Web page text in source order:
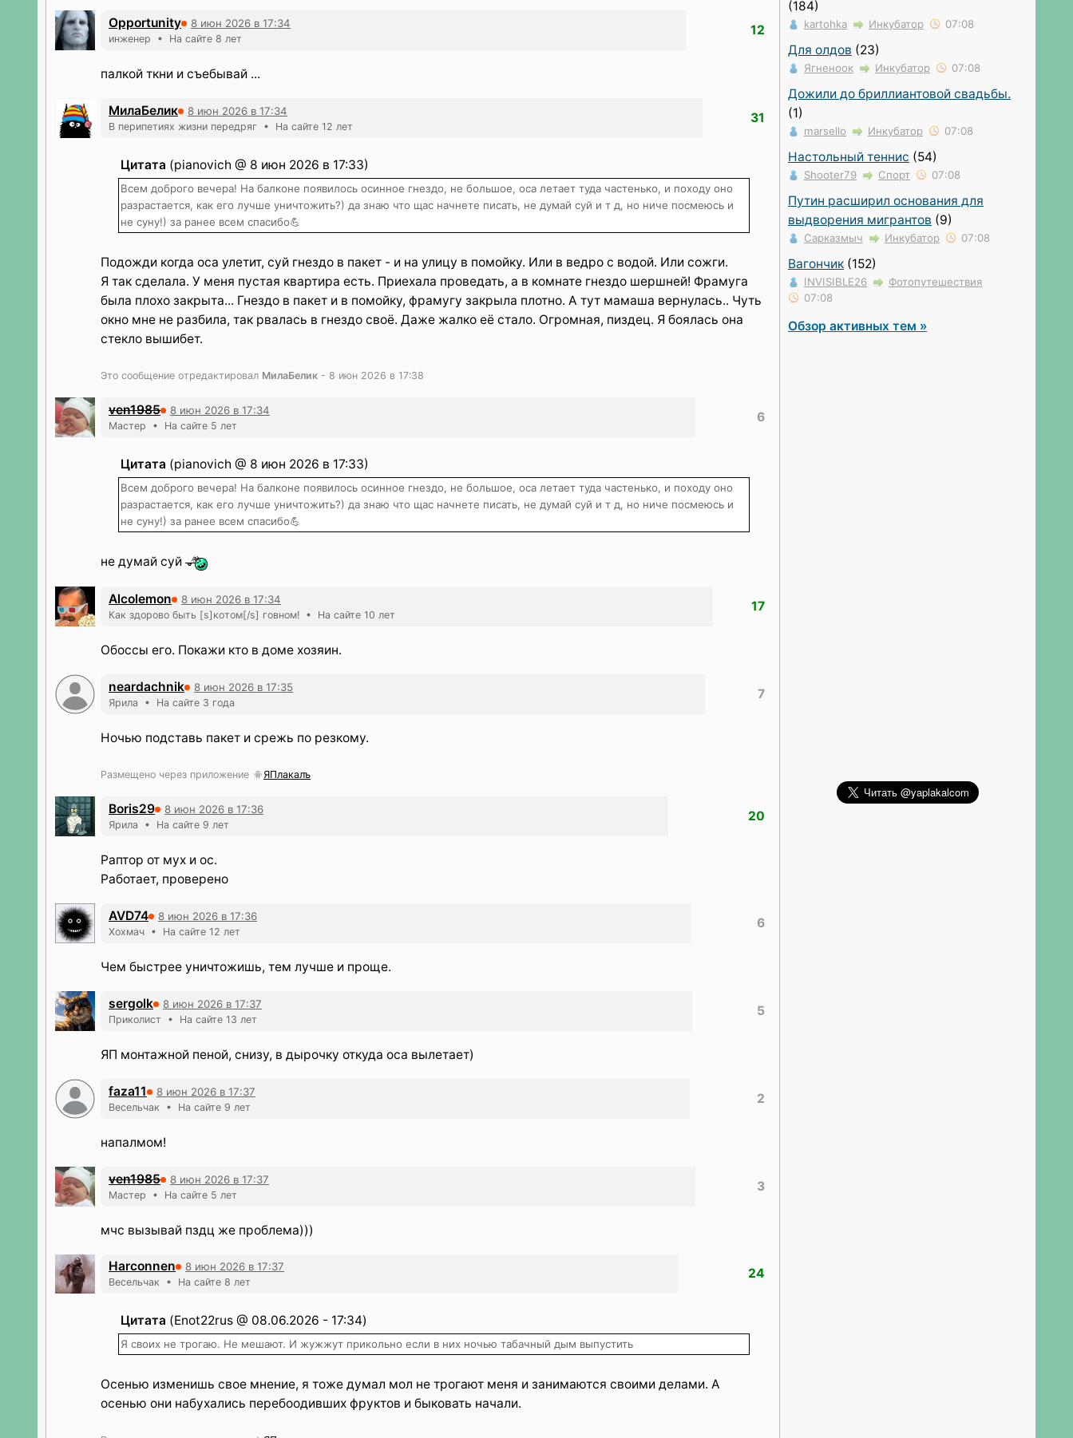
Opportunity 8 июн 2026 в 17:34
инженер • На сайте 8 лет
12
палкой ткни и съебывай ...
МилаБелик 8 июн 2026 в 17:34
В перипетиях жизни передряг • На сайте 12 лет
31
Цитата (pianovich @ 8 июн 2026 в 17:33)
Всем доброго вечера! На балконе появилось осинное гнездо, не большое, оса летает туда частенько, и походу оно
разрастается, как его лучше уничтожить?) да знаю что щас начнете писать, не думай суй и т д, но ниче посмеюсь и
не суну!) за ранее всем спасибо💪
Подожди когда оса улетит, суй гнездо в пакет - и на улицу в помойку. Или в ведро с водой. Или сожги.
Я так сделала. У меня пустая квартира есть. Приехала проведать, а в комнате гнездо шершней! Фрамуга
была плохо закрыта... Гнездо в пакет и в помойку, фрамугу закрыла плотно. А тут мамаша вернулась.. Чуть
окно мне не разбила, так рвалась в гнездо своë. Даже жалко еë стало. Огромная, пиздец. Я боялась она
стекло вышибет.
Это сообщение отредактировал МилаБелик - 8 июн 2026 в 17:38
ven1985 8 июн 2026 в 17:34
Мастер • На сайте 5 лет
6
Цитата (pianovich @ 8 июн 2026 в 17:33)
Всем доброго вечера! На балконе появилось осинное гнездо, не большое, оса летает туда частенько, и походу оно
разрастается, как его лучше уничтожить?) да знаю что щас начнете писать, не думай суй и т д, но ниче посмеюсь и
не суну!) за ранее всем спасибо💪
не думай суй
Alcolemon 8 июн 2026 в 17:34
Как здорово быть [s]котом[/s] говном! • На сайте 10 лет
17
Обоссы его. Покажи кто в доме хозяин.
neardachnik 8 июн 2026 в 17:35
Ярила • На сайте 3 года
7
Ночью подставь пакет и срежь по резкому.
Размещено через приложение ЯПлакалъ
Boris29 8 июн 2026 в 17:36
Ярила • На сайте 9 лет
20
Раптор от мух и ос.
Работает, проверено
AVD74 8 июн 2026 в 17:36
Хохмач • На сайте 12 лет
6
Чем быстрее уничтожишь, тем лучше и проще.
sergolk 8 июн 2026 в 17:37
Приколист • На сайте 13 лет
5
ЯП монтажной пеной, снизу, в дырочку откуда оса вылетает)
faza11 8 июн 2026 в 17:37
Весельчак • На сайте 9 лет
2
напалмом!
ven1985 8 июн 2026 в 17:37
Мастер • На сайте 5 лет
3
мчс вызывай пздц же проблема)))
Harconnen 8 июн 2026 в 17:37
Весельчак • На сайте 8 лет
24
Цитата (Enot22rus @ 08.06.2026 - 17:34)
Я своих не трогаю. Не мешают. И жужжут прикольно если в них ночью табачный дым выпустить
Осенью изменишь свое мнение, я тоже думал мол не трогают меня и занимаются своими делами. А
осенью они набухались перебоодивших фруктов и быковать начали.
(184)
kartohka Инкубатор 07:08
Для олдов (23)
Ягненоок Инкубатор 07:08
Дожили до бриллиантовой свадьбы.
(1)
marsello Инкубатор 07:08
Настольный теннис (54)
Shooter79 Спорт 07:08
Путин расширил основания для
выдворения мигрантов (9)
Сарказмыч Инкубатор 07:08
Вагончик (152)
INVISIBLE26
Фотопутешествия
07:08
Обзор активных тем »